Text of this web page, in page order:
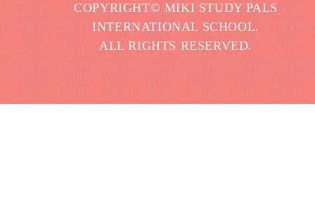
COPYRIGHT© MIKI STUDY PALS
INTERNATIONAL SCHOOL.
ALL RIGHTS RESERVED.